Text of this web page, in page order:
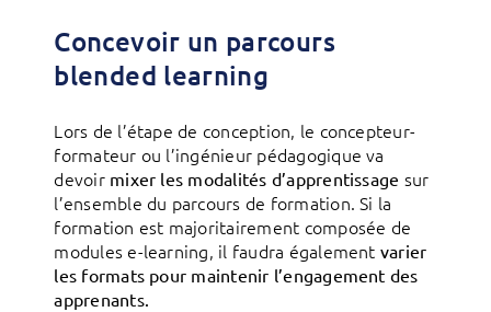
Concevoir un parcours
blended learning
Lors de l’étape de conception, le concepteur-
formateur ou l’ingénieur pédagogique va
devoir mixer les modalités d’apprentissage sur
l’ensemble du parcours de formation. Si la
formation est majoritairement composée de
modules e-learning, il faudra également varier
les formats pour maintenir l’engagement des
apprenants.